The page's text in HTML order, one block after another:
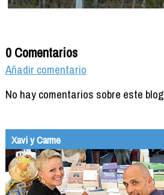
0 Comentarios
Añadir comentario
No hay comentarios sobre este blog
Xavi y Carme